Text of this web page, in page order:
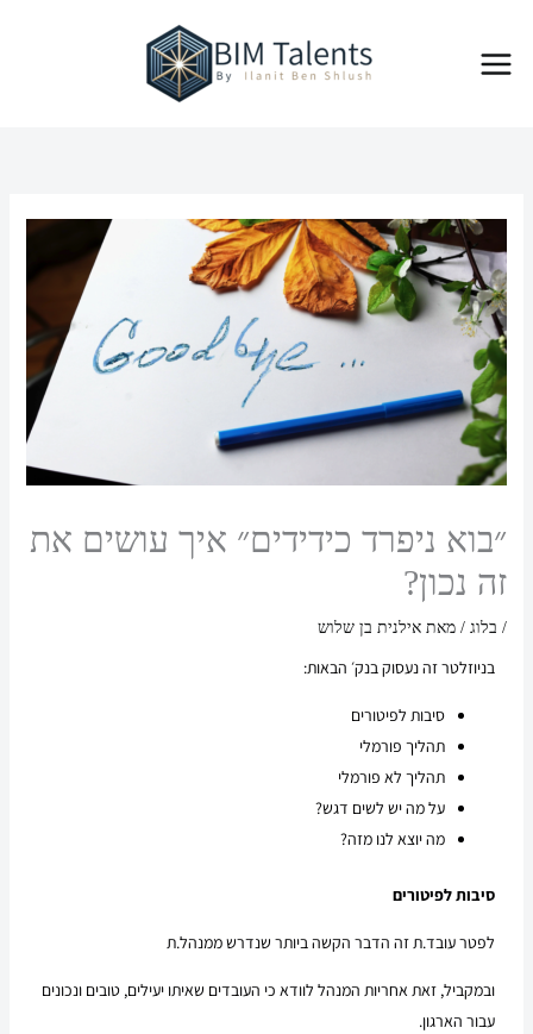
Menu
״בוא ניפרד כידידים״ איך עושים את
זה נכון?
/ בלוג/ מאת אילנית בן שלוש
בניוזלטר זה נעסוק בנק׳ הבאות:
סיבות לפיטורים
תהליך פורמלי
תהליך לא פורמלי
על מה יש לשים דגש?
מה יוצא לנו מזה?
סיבות לפיטורים
לפטר עובד.ת זה הדבר הקשה ביותר שנדרש ממנהל.ת
ובמקביל, זאת אחריות המנהל לוודא כי העובדים שאיתו יעילים, טובים ונכונים
עבור הארגון.